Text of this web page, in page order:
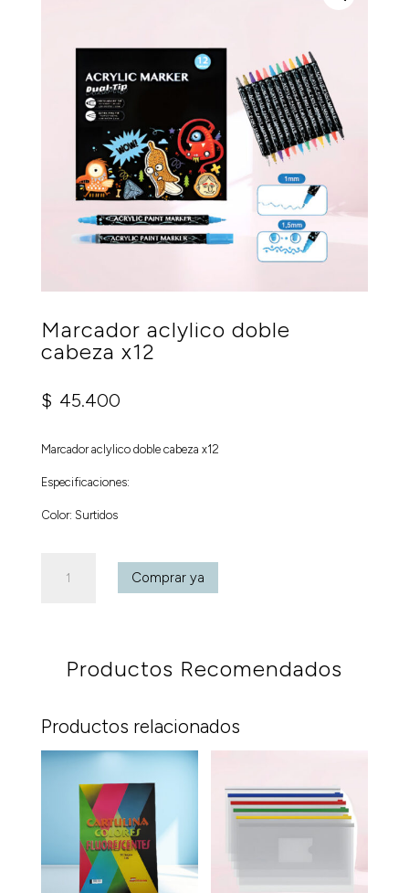
Marcador aclylico doble
cabeza x12
$ 45.400
Marcador aclylico doble cabeza x12
Especificaciones:
Color: Surtidos
aclylico
cantidad
Comprar ya
Productos Recomendados
Productos relacionados